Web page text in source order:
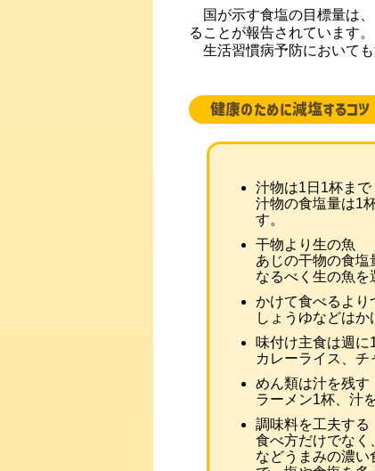
国が示す食塩の目標量は
ることが報告されています。
生活習慣病予防においても
健康のために減塩するコツ
汁物は1日1杯まで
汁物の食塩量は1
す。
干物より生の魚
あじの干物の食塩
なるべく生の魚を
かけて食べるより
しょうゆなどは
味付け主食は週に
カレーライス、チ
めん類は汁を残す
ラーメン1杯、汁
調味料を工夫する
食べ方だけでなく
などうまみの濃い